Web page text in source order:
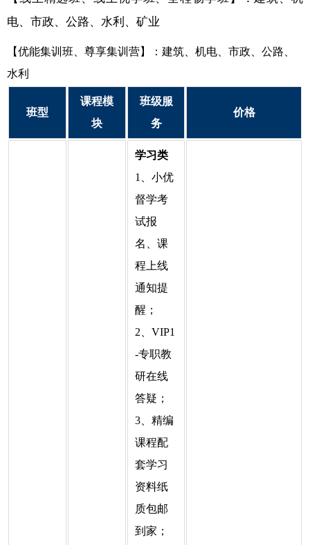
电、市政、公路、水利、矿业
【优能集训班、尊享集训营】：建筑、机电、市政、公路、
水利
班型
课程模
块
班级服
务
价格
学习类
1、小优
督学考
试报
名、课
程上线
通知提
醒；
2、VIP1
-专职教
研在线
答疑；
3、精编
课程配
套学习
资料纸
质包邮
到家；